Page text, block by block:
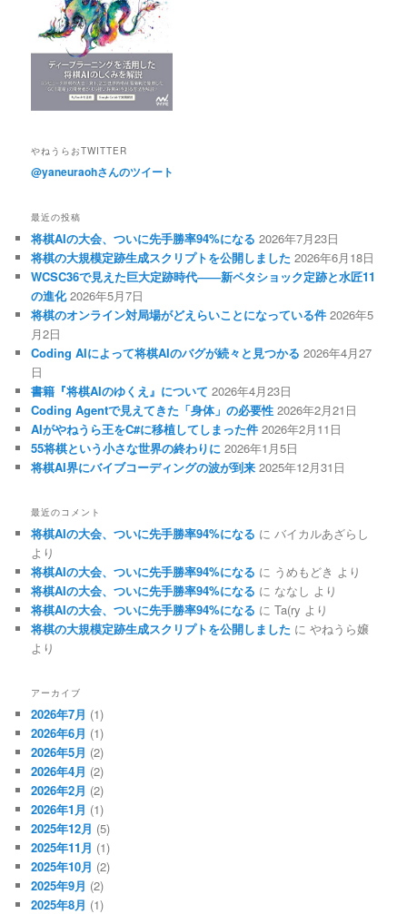
やねうらおTWITTER
@yaneuraohさんのツイート
最近の投稿
将棋AIの大会、ついに先手勝率94%になる 2026年7月23日
将棋の大規模定跡生成スクリプトを公開しました 2026年6月18日
WCSC36で見えた巨大定跡時代――新ペタショック定跡と水匠11
の進化 2026年5月7日
将棋のオンライン対局場がどえらいことになっている件 2026年5
月2日
Coding AIによって将棋AIのバグが続々と見つかる 2026年4月27
日
書籍『将棋AIのゆくえ』について 2026年4月23日
Coding Agentで見えてきた「身体」の必要性 2026年2月21日
AIがやねうら王をC#に移植してしまった件 2026年2月11日
55将棋という小さな世界の終わりに 2026年1月5日
将棋AI界にバイブコーディングの波が到来 2025年12月31日
最近のコメント
将棋AIの大会、ついに先手勝率94%になる にバイカルあざらし
より
将棋AIの大会、ついに先手勝率94%になる に うめもどき より
将棋AIの大会、ついに先手勝率94%になる に ななし より
将棋AIの大会、ついに先手勝率94%になる にTa(ry より
将棋の大規模定跡生成スクリプトを公開しました にやねうら嬢
より
アーカイブ
2026年7月 (1)
2026年6月 (1)
2026年5月 (2)
2026年4月 (2)
2026年2月 (2)
2026年1月 (1)
2025年12月 (5)
2025年11月 (1)
2025年10月 (2)
2025年9月 (2)
2025年8月 (1)